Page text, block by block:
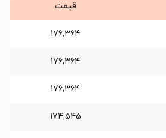
قیمت
176,364
176,364
176,364
174,545